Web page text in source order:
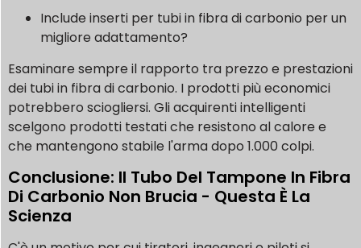
Include inserti per tubi in fibra di carbonio per un
migliore adattamento?
Esaminare sempre il rapporto tra prezzo e prestazioni
dei tubi in fibra di carbonio. I prodotti più economici
potrebbero sciogliersi. Gli acquirenti intelligenti
scelgono prodotti testati che resistono al calore e
che mantengono stabile l'arma dopo 1.000 colpi.
Conclusione: Il Tubo Del Tampone In Fibra
Di Carbonio Non Brucia - Questa È La
Scienza